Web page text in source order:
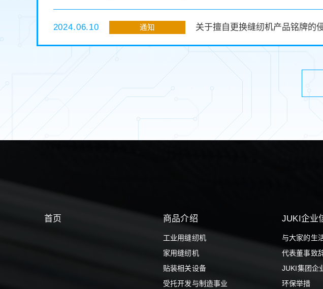
2024.06.10 通知 关于擅自更换缝纫机产品铭牌的
首页 商品介绍
工业用缝纫机
家用缝纫机
贴装相关设备
受托开发与制造事业
JUKI企业
与大家的生
代表董事致
JUKI集团企
环保举措